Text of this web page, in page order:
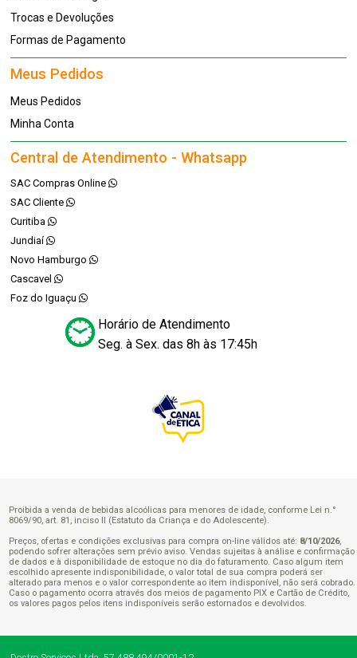
Trocas e Devoluções
Formas de Pagamento
Meus Pedidos
Meus Pedidos
Minha Conta
Central de Atendimento - Whatsapp
SAC Compras Online
SAC Cliente
Curitiba
Jundiaí
Novo Hamburgo
Cascavel
Foz do Iguaçu
Horário de Atendimento
Seg. à Sex. das 8h às 17:45h
Proibida a venda de bebidas alcoólicas para menores de idade, conforme Lei n.°
8069/90, art. 81, inciso II (Estatuto da Criança e do Adolescente).
Preços, ofertas e condições exclusivas para compra on-line válidos até: 8/10/2026,
podendo sofrer alterações sem prévio aviso. Vendas sujeitas à análise e confirmação
de dados e à disponibilidade de estoque no dia do faturamento. Caso algum item
escolhido apresente indisponibilidade, o valor total de sua compra poderá ser
alterado para menos e o valor correspondente ao item indisponível, não será cobrado.
Caso o pagamento ocorra através dos meios de pagamento PIX e Cartão de Crédito,
os valores pagos pelos itens indisponíveis serão estornados e devolvidos.